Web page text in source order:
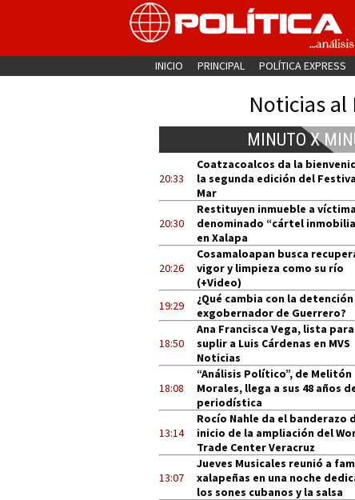
INICIO PRINCIPAL POLÍTICA EXPRESS
Noticias al
MINUTO X
20:33
Coatzacoalcos da la
la segunda edición del
Mar
20:30
Restituyen inmueble a
denominado “cártel
en Xalapa
20:26
Cosamaloapan busca
vigor y limpieza como su río
(+Video)
19:29
¿Qué cambia con la
exgobernador de Guerrero?
18:50
Ana Francisca Vega, lista para
suplir a Luis Cárdenas en MVS
Noticias
18:08
“Análisis Político”, de Melitón
Morales, llega a sus 48 años
periodística
13:14
Rocío Nahle da el banderazo
inicio de la ampliación del
Trade Center Veracruz
13:07
Jueves Musicales reunió a
xalapeñas en una noche
los sones cubanos y la salsa